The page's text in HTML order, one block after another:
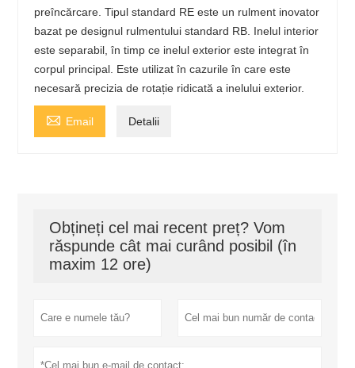
preîncărcare. Tipul standard RE este un rulment inovator
bazat pe designul rulmentului standard RB. Inelul interior
este separabil, în timp ce inelul exterior este integrat în
corpul principal. Este utilizat în cazurile în care este
necesară precizia de rotație ridicată a inelului exterior.
 Email Detalii
Obțineți cel mai recent preț? Vom
răspunde cât mai curând posibil (în
maxim 12 ore)